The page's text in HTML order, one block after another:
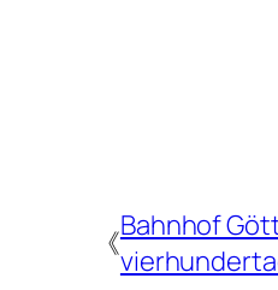
《Bahnhof